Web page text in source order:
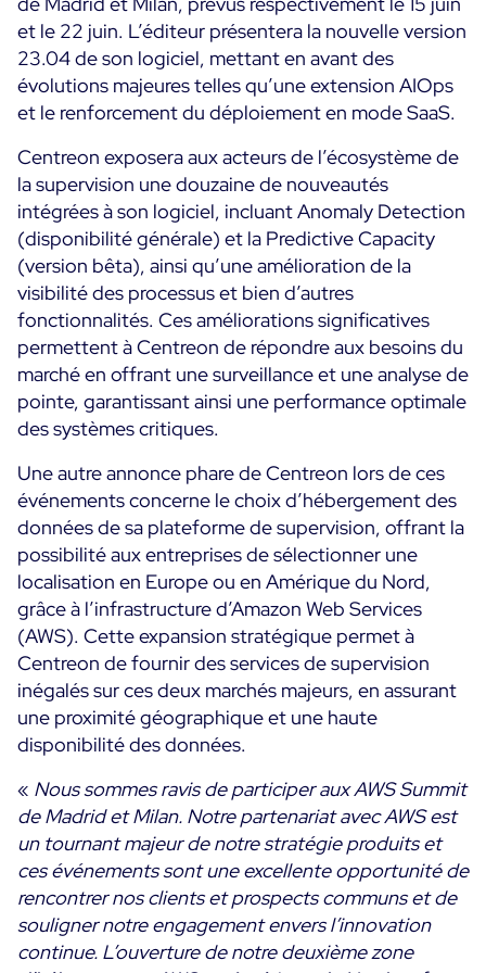
Convergence IT & OT
Observabilité
Performance Web
Supervision des Conteneurs
Supervision du Cloud
Supervision réseau
Tous
Témoignages Clients
MSP
Logistique & Commerce
Santé
Education
Public
Toutes
Technologies
AWS
Cisco Meraki
Google Cloud Platform
Kubernetes
Microsoft 365
Microsoft Azure
All
POURQUOI CENTREON
Notre vision
Bénéfices
Démo Produit
Essai gratuit Centreon Infra Monitoring
Partenaires
Programme ON-Partner
Programme Partenaires MSP
Centreon et AWS
Services
Professional Services
Customer Care
Formation
Communauté
The Watch
Github
Open Source
RESSOURCES
Choisir une solution de supervision open source ou
Supervision au-delà de l’IT : un guide de survie pour
la convergence IT/OT
Documentation
The Watch
et le 22 juin. L’éditeur présentera la nouvelle version
23.04 de son logiciel, mettant en avant des
évolutions majeures telles qu’une extension AIOps
et le renforcement du déploiement en mode SaaS.
Centreon exposera aux acteurs de l’écosystème de
la supervision une douzaine de nouveautés
intégrées à son logiciel, incluant Anomaly Detection
(disponibilité générale) et la Predictive Capacity
(version bêta), ainsi qu’une amélioration de la
visibilité des processus et bien d’autres
fonctionnalités. Ces améliorations significatives
permettent à Centreon de répondre aux besoins du
marché en offrant une surveillance et une analyse de
pointe, garantissant ainsi une performance optimale
des systèmes critiques.
Une autre annonce phare de Centreon lors de ces
événements concerne le choix d’hébergement des
données de sa plateforme de supervision, offrant la
possibilité aux entreprises de sélectionner une
localisation en Europe ou en Amérique du Nord,
grâce à l’infrastructure d’Amazon Web Services
(AWS). Cette expansion stratégique permet à
Centreon de fournir des services de supervision
inégalés sur ces deux marchés majeurs, en assurant
une proximité géographique et une haute
disponibilité des données.
« Nous sommes ravis de participer aux AWS Summit
de Madrid et Milan. Notre partenariat avec AWS est
un tournant majeur de notre stratégie produits et
ces événements sont une excellente opportunité de
rencontrer nos clients et prospects communs et de
souligner notre engagement envers l’innovation
continue. L’ouverture de notre deuxième zone